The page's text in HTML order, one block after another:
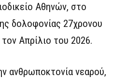
Αθηνών, στο
δολοφονίας 27χρονου
τον Απρίλιο του 2026.
ανθρωποκτονία νεαρού,